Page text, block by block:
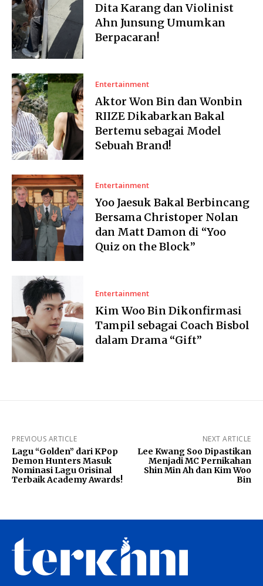
Dita Karang dan Violinist
Ahn Junsung Umumkan
Berpacaran!
Entertainment
Aktor Won Bin dan Wonbin
RIIZE Dikabarkan Bakal
Bertemu sebagai Model
Sebuah Brand!
Entertainment
Yoo Jaesuk Bakal Berbincang
Bersama Christoper Nolan
dan Matt Damon di “Yoo
Quiz on the Block”
Entertainment
Kim Woo Bin Dikonfirmasi
Tampil sebagai Coach Bisbol
dalam Drama “Gift”
PREVIOUS ARTICLE
Lagu “Golden” dari KPop
Demon Hunters Masuk
Nominasi Lagu Orisinal
Terbaik Academy Awards!
NEXT ARTICLE
Lee Kwang Soo Dipastikan
Menjadi MC Pernikahan
Shin Min Ah dan Kim Woo
Bin